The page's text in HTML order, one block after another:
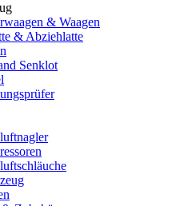
& Waagen
& Abziehlatte
Senklot